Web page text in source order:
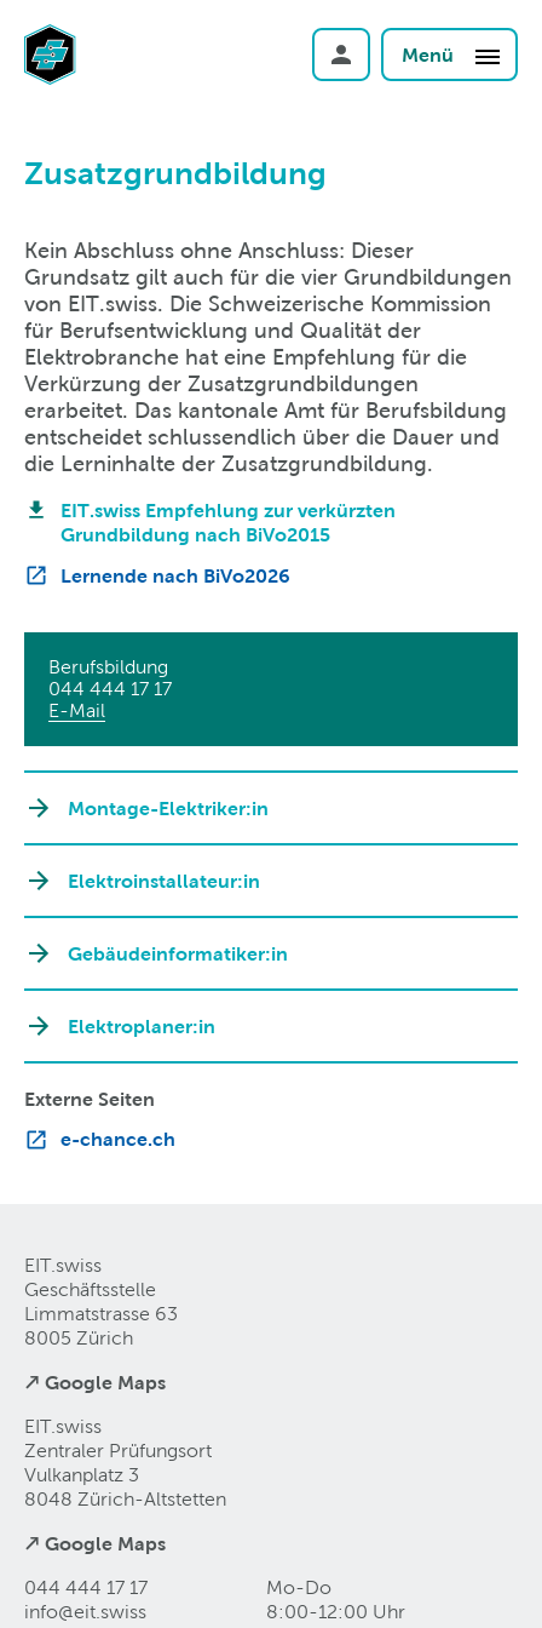
Menü
Zusatzgrundbildung
Kein Abschluss ohne Anschluss: Dieser
Grundsatz gilt auch für die vier Grundbildungen
von EIT.swiss. Die Schweizerische Kommission
für Berufsentwicklung und Qualität der
Elektrobranche hat eine Empfehlung für die
Verkürzung der Zusatzgrundbildungen
erarbeitet. Das kantonale Amt für Berufsbildung
entscheidet schlussendlich über die Dauer und
die Lerninhalte der Zusatzgrundbildung.
EIT.swiss Empfehlung zur verkürzten
Grundbildung nach BiVo2015
Lernende nach BiVo2026
Berufsbildung
044 444 17 17
E-Mail
Montage-Elektriker:in
Elektroinstallateur:in
Gebäudeinformatiker:in
Elektroplaner:in
Externe Seiten
e-chance.ch
EIT.swiss
Geschäftsstelle
Limmatstrasse 63
8005 Zürich
↗ Google Maps
EIT.swiss
Zentraler Prüfungsort
Vulkanplatz 3
8048 Zürich-Altstetten
↗ Google Maps
044 444 17 17
info@eit swiss
Mo-Do
8:00-12:00 Uhr